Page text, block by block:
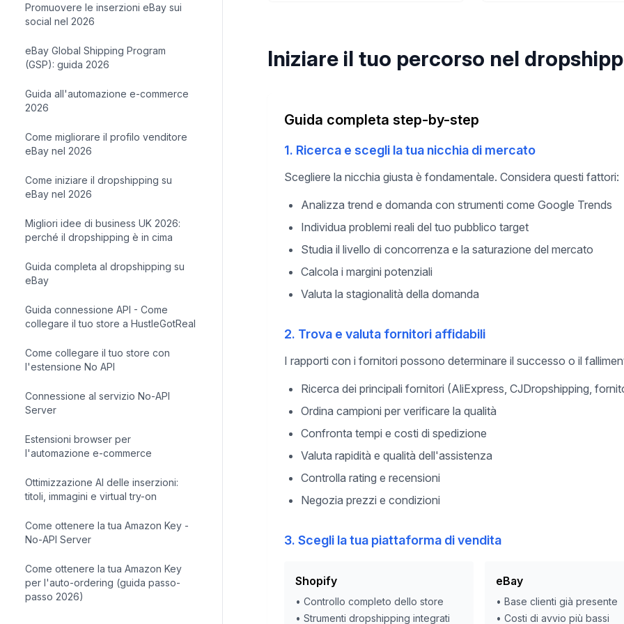
Promuovere le inserzioni eBay sui
social nel 2026
eBay Global Shipping Program
(GSP): guida 2026
Guida all'automazione e-commerce
2026
Come migliorare il profilo venditore
eBay nel 2026
Come iniziare il dropshipping su
eBay nel 2026
Migliori idee di business UK 2026:
perché il dropshipping è in cima
Guida completa al dropshipping su
eBay
Guida connessione API - Come
collegare il tuo store a HustleGotReal
Come collegare il tuo store con
l'estensione No API
Connessione al servizio No-API
Server
Estensioni browser per
l'automazione e-commerce
Ottimizzazione AI delle inserzioni:
titoli, immagini e virtual try-on
Come ottenere la tua Amazon Key -
No-API Server
Come ottenere la tua Amazon Key
per l'auto-ordering (guida passo-
passo 2026)
Iniziare il tuo percorso nel
Guida completa step-by-step
1. Ricerca e scegli la tua nicchia di mercato
Scegliere la nicchia giusta è fondamentale. Considera questi fattori:
Analizza trend e domanda con strumenti come Google Trends
Individua problemi reali del tuo pubblico target
Studia il livello di concorrenza e la saturazione del mercato
Calcola i margini potenziali
Valuta la stagionalità della domanda
2. Trova e valuta fornitori affidabili
I rapporti con i fornitori possono determinare il successo o il
Ricerca dei principali fornitori (AliExpress, CJDropshipping,
Ordina campioni per verificare la qualità
Confronta tempi e costi di spedizione
Valuta rapidità e qualità dell'assistenza
Controlla rating e recensioni
Negozia prezzi e condizioni
3. Scegli la tua piattaforma di vendita
Shopify
• Controllo completo dello store
• Strumenti dropshipping integrati
eBay
• Base clienti già presente
• Costi di avvio più bassi